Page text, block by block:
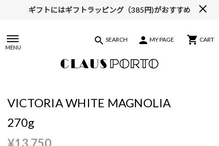
ギフトにはギフトラッピング（385円)がおすすめ
MENU
SEARCH MY PAGE CART
VICTORIA WHITE MAGNOLIA
270g
¥13,750